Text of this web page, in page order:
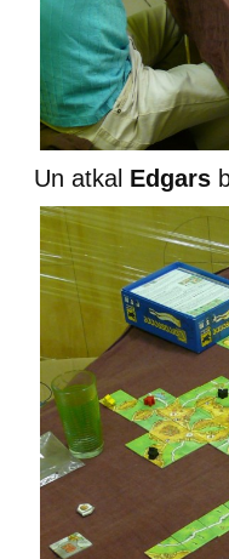
Un atkal Edgars